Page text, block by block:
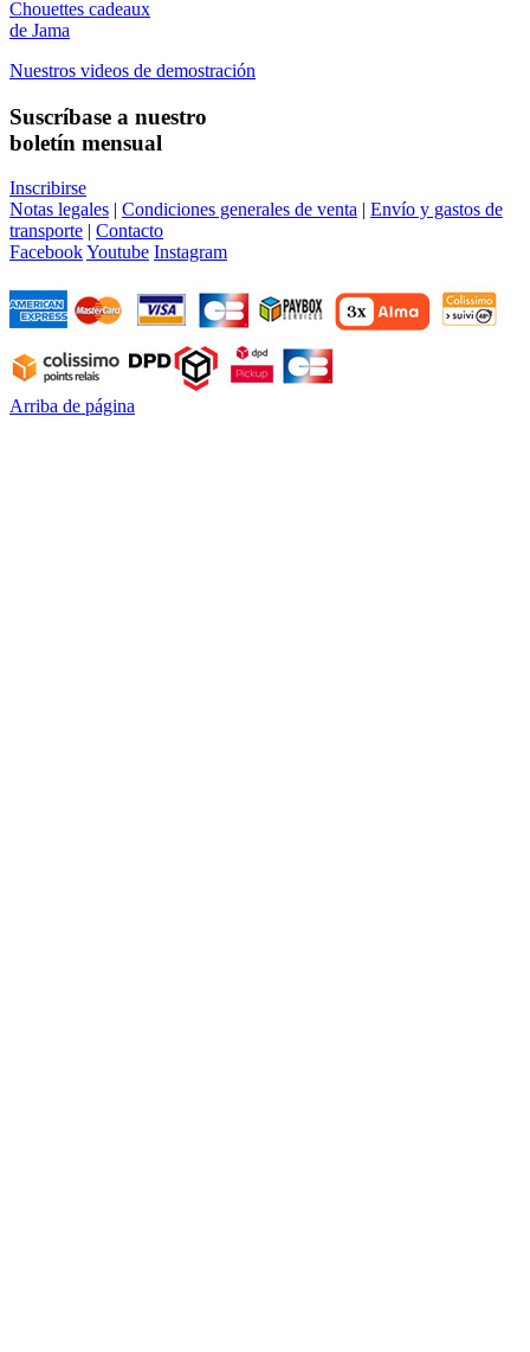
Chouettes cadeaux
de Jama
Nuestros videos de demostración
Suscríbase a nuestro
boletín mensual
Inscribirse
Notas legales | Condiciones generales de venta | Envío y gastos de
transporte | Contacto
FacebookYoutube Instagram
Arriba de página